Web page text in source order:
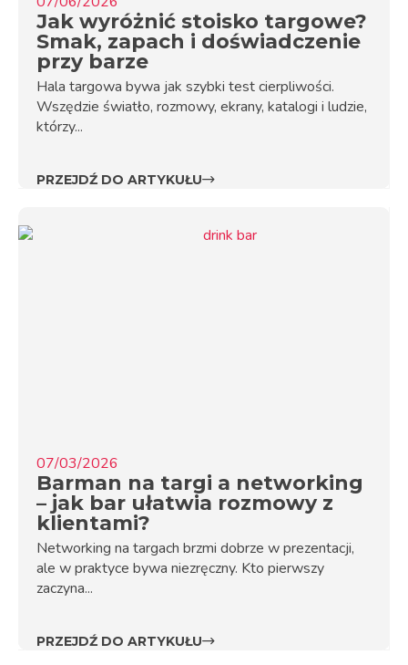
Jak wyróżnić stoisko targowe?
Smak, zapach i doświadczenie
przy barze
Hala targowa bywa jak szybki test cierpliwości.
Wszędzie światło, rozmowy, ekrany, katalogi i ludzie,
którzy...
PRZEJDŹ DO ARTYKUŁU
07/03/2026
Barman na targi a networking
– jak bar ułatwia rozmowy z
klientami?
Networking na targach brzmi dobrze w prezentacji,
ale w praktyce bywa niezręczny. Kto pierwszy
zaczyna...
PRZEJDŹ DO ARTYKUŁU